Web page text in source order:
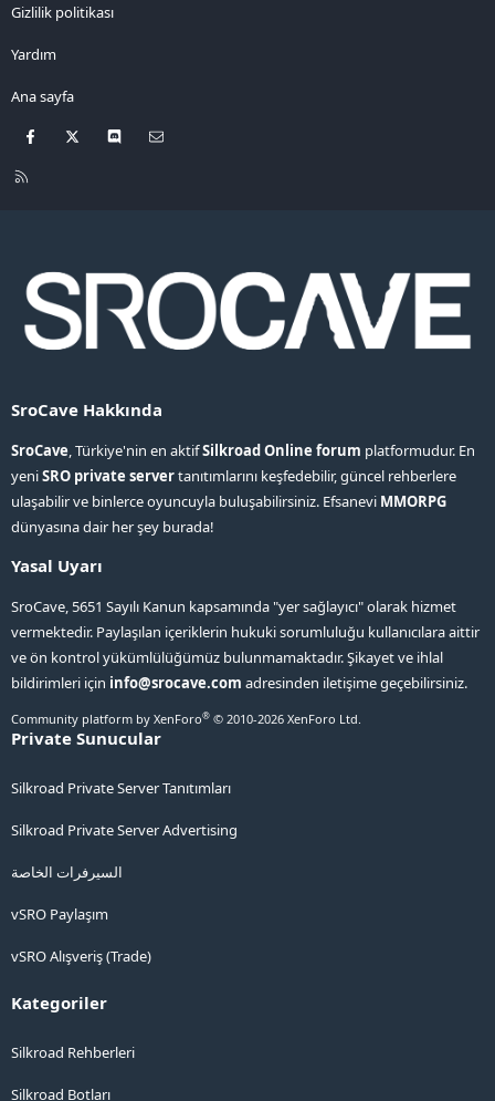
Gizlilik politikası
Yardım
Ana sayfa
Facebook Discord
R
SroCave Hakkında
SroCave, Türkiye'nin en aktifSilkroad Online forum platformudur. En
yeniSRO private servertanıtımlarını keşfedebilir, güncel rehberlere
ulaşabilir ve binlerce oyuncuyla buluşabilirsiniz. Efsanevi MMORPG
dünyasına dair her şey burada!
Yasal Uyarı
SroCave, 5651 Sayılı Kanun kapsamında "yer sağlayıcı" olarak hizmet
vermektedir. Paylaşılan içeriklerin hukuki sorumluluğu kullanıcılara aittir
ve ön kontrol yükümlülüğümüz bulunmamaktadır. Şikayet ve ihlal
bildirimleri için info@srocave.com adresinden iletişime geçebilirsiniz.
Community platform by XenForo® © 2010-2026 XenForo Ltd.
Private Sunucular
Silkroad Private Server Tanıtımları
Silkroad Private Server Advertising
السيرفرات الخاصة
vSRO Paylaşım
vSRO Alışveriş (Trade)
Kategoriler
Silkroad Rehberleri
Silkroad Botları